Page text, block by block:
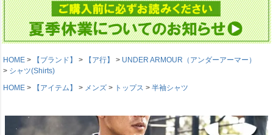
HOME 【ブランド】 【ア行】
UNDER ARMOUR（アンダーアーマー）
シャツ(Shirts)
HOME
【アイテム】 メンズ トップス 半袖シャツ